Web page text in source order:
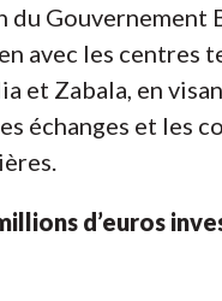
Gouvernement
avec les centres
et Zabala, en
échanges et les
d’euros